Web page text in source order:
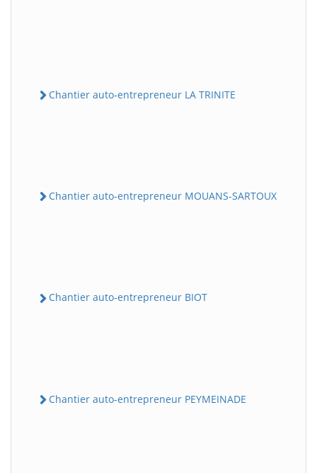
Chantier auto-entrepreneur LA TRINITE
Chantier auto-entrepreneur MOUANS-SARTOUX
Chantier auto-entrepreneur BIOT
Chantier auto-entrepreneur PEYMEINADE